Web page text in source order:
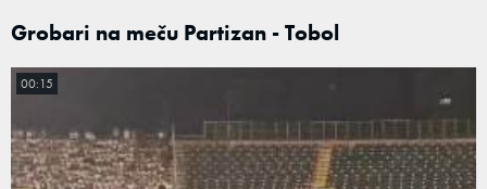
Grobari na meču Partizan - Tobol
00:15